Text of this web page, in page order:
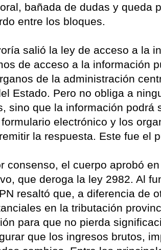
bañada de dudas y queda
entre los bloques.
salió la ley de acceso a la
de acceso a la información
de la administración
Estado. Pero no obliga a
sino que la información podrá
electrónico y los
la respuesta. Este fue el
consenso, el cuerpo aprobó
que deroga la ley 2982. Al
resaltó que, a diferencia de
en la tributación
para que no pierda
que los ingresos brutos,